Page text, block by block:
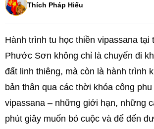
Thích Pháp Hiếu
Hành trình tu học thiền vipassana tại
Phước Sơn không chỉ là chuyến đi
đất linh thiêng, mà còn là hành trình
bản thân qua các thời khóa công
vipassana – những giới hạn, những
phút giây muốn bỏ cuộc và để đến